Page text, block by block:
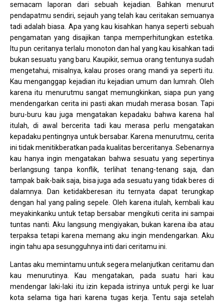
semacam laporan dari sebuah kejadian. Bahkan menurut
pendapatmu sendiri, sejauh yang telah kau ceritakan semuanya
tadi adalah biasa. Apa yang kau kisahkan hanya seperti sebuah
pengamatan yang disajikan tanpa memperhitungkan estetika.
Itu pun ceritanya terlalu monoton dan hal yang kau kisahkan tadi
bukan sesuatu yang baru. Kaupikir, semua orang tentunya sudah
mengetahui, misalnya, kalau proses orang mandi ya seperti itu.
Kau menganggap kejadian itu kejadian umum dan lumrah. Oleh
karena itu menurutmu sangat memungkinkan, siapa pun yang
mendengarkan cerita ini pasti akan mudah merasa bosan. Tapi
buru-buru kau juga mengatakan kepadaku bahwa karena hal
itulah, di awal bercerita tadi kau merasa perlu mengatakan
kepadaku pentingnya untuk bersabar. Karena menurutmu, cerita
ini tidak menitikberatkan pada kualitas berceritanya. Sebenarnya
kau hanya ingin mengatakan bahwa sesuatu yang sepertinya
berlangsung tanpa konflik, terlihat tenang-tenang saja, dan
tampak baik-baik saja, bisa juga ada sesuatu yang tidak beres di
dalamnya. Dan ketidakberesan itu ternyata dapat terungkap
dengan hal yang paling sepele. Oleh karena itulah, kembali kau
meyakinkanku untuk tetap bersabar mengikuti cerita ini sampai
tuntas nanti. Aku langsung mengiyakan, bukan karena iba atau
terpaksa tetapi karena memang aku ingin mendengarkan. Aku
ingin tahu apa sesungguhnya inti dari ceritamu ini.
Lantas aku memintamu untuk segera melanjutkan ceritamu dan
kau menurutinya. Kau mengatakan, pada suatu hari kau
mendengar laki-laki itu izin kepada istrinya untuk pergi ke luar
kota selama tiga hari karena tugas kerja. Tentu saja setelah